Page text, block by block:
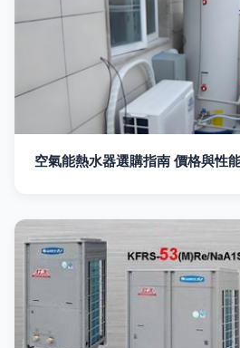
空氣能熱水器選購指南 價格與性